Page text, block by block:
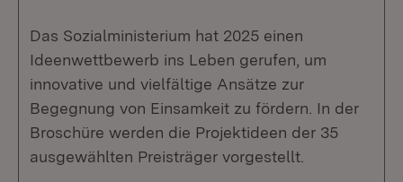
Das Sozialministerium hat 2025 einen
Ideenwettbewerb ins Leben gerufen, um
innovative und vielfältige Ansätze zur
Begegnung von Einsamkeit zu fördern. In der
Broschüre werden die Projektideen der 35
ausgewählten Preisträger vorgestellt.